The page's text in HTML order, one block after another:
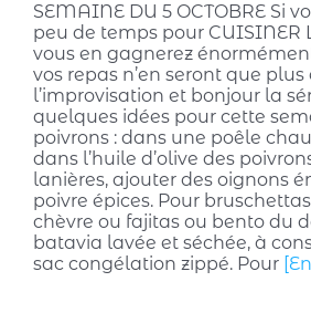
SEMAINE DU 5 OCTOBRE Si
peu de temps pour CUISINER
vous en gagnerez
vos repas n’en seront que
l’improvisation et bonjour la
quelques idées pour cette
poivrons : dans une poêle
dans l’huile d’olive des
lanières, ajouter des oignons
poivre épices. Pour
chèvre ou fajitas ou bento du
batavia lavée et séchée, à
sac congélation zippé. Pour